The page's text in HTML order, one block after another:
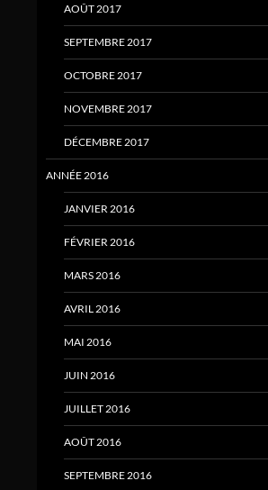
AOÛT 2017
SEPTEMBRE 2017
OCTOBRE 2017
NOVEMBRE 2017
DÉCEMBRE 2017
ANNÉE 2016
JANVIER 2016
FÉVRIER 2016
MARS 2016
AVRIL 2016
MAI 2016
JUIN 2016
JUILLET 2016
AOÛT 2016
SEPTEMBRE 2016